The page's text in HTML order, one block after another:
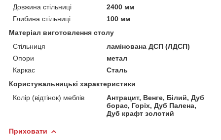
Довжина стільниці
2400 мм
Глибина стільниці
100 мм
Матеріал виготовлення столу
Стільниця
ламінована ДСП (ЛДСП)
Опори
метал
Каркас
Сталь
Користувальницькі характеристики
Колір (відтінок) меблів
Антрацит, Венге, Білий, Дуб
борас, Горіх, Дуб Палена,
Дуб крафт золотий
Приховати